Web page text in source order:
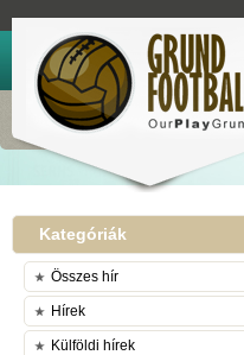
Kategóriák
Összes hír
Hírek
Külföldi hírek